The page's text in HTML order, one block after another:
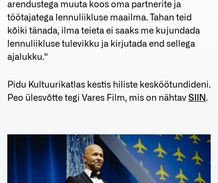
arendustega muuta koos oma partnerite ja
töötajatega lennuliikluse maailma. Tahan teid
kõiki tänada, ilma teieta ei saaks me kujundada
lennuliikluse tulevikku ja kirjutada end sellega
ajalukku.“
Pidu Kultuurikatlas kestis hiliste kesköötundideni.
Peo ülesvõtte tegi Vares Film, mis on nähtav SIIN .